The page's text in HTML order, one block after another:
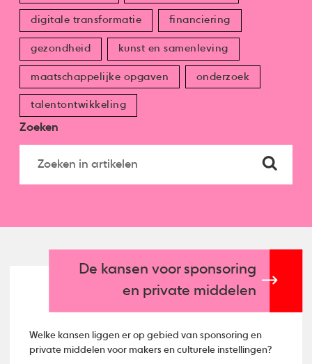
digitale transformatie financiering
gezondheid kunst en samenleving
maatschappelijke opgaven onderzoek
talentontwikkeling
Zoeken
De kansen voor sponsoring
en private middelen
Welke kansen liggen er op gebied van sponsoring en
private middelen voor makers en culturele instellingen?